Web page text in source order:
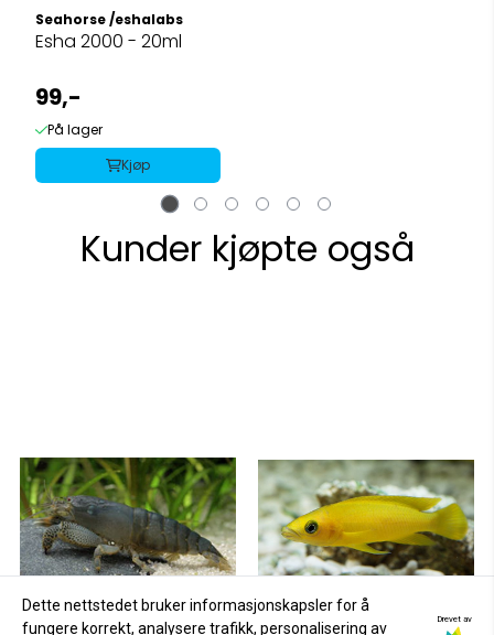
Seahorse /eshalabs
Esha 2000 - 20ml
99,-
På lager
Kjøp
Kunder kjøpte også
Dette nettstedet bruker informasjonskapsler for å
fungere korrekt, analysere trafikk, personalisering av
Drevet av